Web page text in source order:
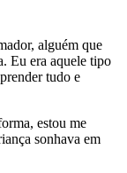
alguém que
Eu era aquele tipo
tudo e
estou me
sonhava em